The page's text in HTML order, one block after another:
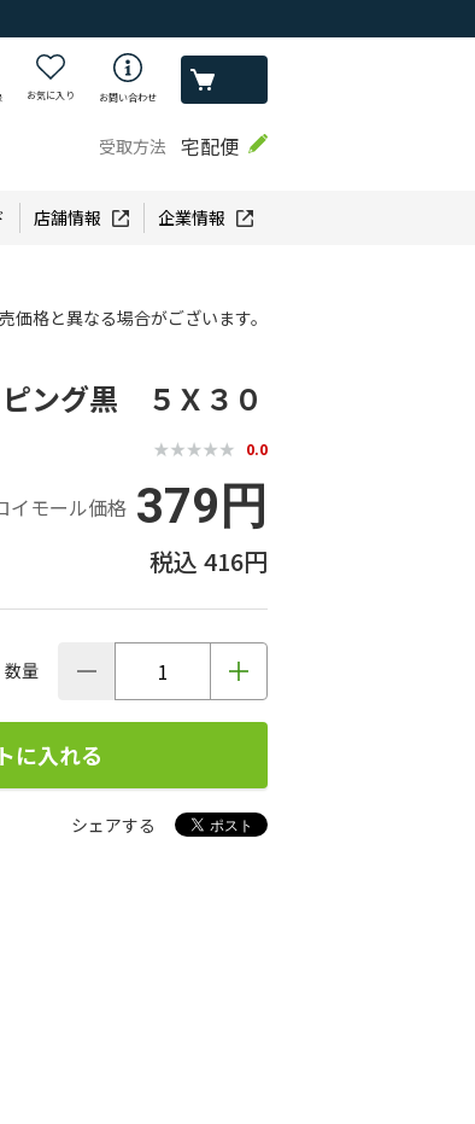
お気に入り お問い合わせ
受取方法 宅配便
店舗情報 企業情報
格と異なる場合がございます。
ング黒 ５Ｘ３０
0.0
イモール価格 379円
416円
数量
に入れる
シェアする